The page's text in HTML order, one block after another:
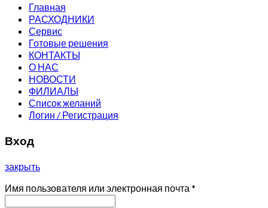
Главная
РАСХОДНИКИ
Сервис
Готовые решения
КОНТАКТЫ
О НАС
НОВОСТИ
ФИЛИАЛЫ
Список желаний
Логин / Регистрация
Вход
закрыть
Имя пользователя или электронная почта *